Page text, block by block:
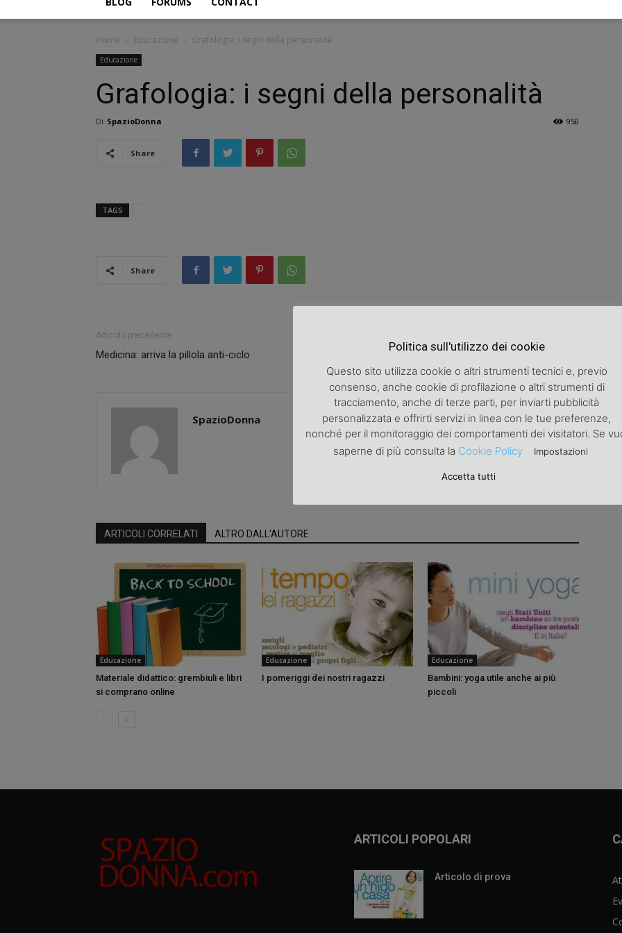
Home Educazione Grafologia: i segni della personalità
Educazione
Grafologia: i segni della personalità
Di SpazioDonna 950
Share
TAGS
Share
Articolo precedente
Medicina: arriva la pillola anti-ciclo Come stanno le tue unghie?
SpazioDonna
ARTICOLI CORRELATI ALTRO DALL'AUTORE
Educazione
Materiale didattico: grembiuli e libri
si comprano online
Educazione
I pomeriggi dei nostri ragazzi
Educazione
Bambini: yoga utile anche ai più
piccoli
ARTICOLI POPOLARI
Articolo di prova
Politica sull'utilizzo dei cookie
Questo sito utilizza cookie o altri strumenti tecnici e, previo
consenso, anche cookie di profilazione o altri strumenti di
tracciamento, anche di terze parti, per inviarti pubblicità
personalizzata e offrirti servizi in linea con le tue preferenze,
nonché per il monitoraggio dei comportamenti dei visitatori. Se
saperne di più consulta la Cookie Policy Impostazioni
Accetta tutti